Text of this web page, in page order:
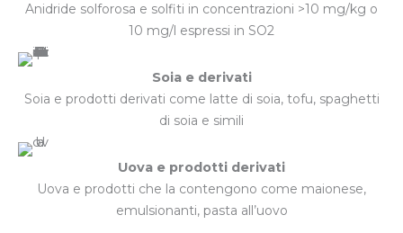
Anidride solforosa e solfiti in concentrazioni >10 mg/kg o
10 mg/l espressi in SO2
Soia e derivati
Soia e prodotti derivati come latte di soia, tofu, spaghetti
di soia e simili
Uova e prodotti derivati
Uova e prodotti che la contengono come maionese,
emulsionanti, pasta all’uovo